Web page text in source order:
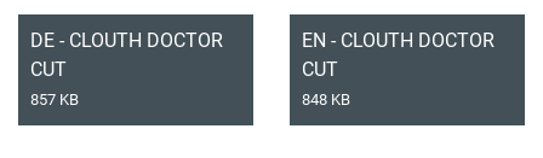
DE - CLOUTH DOCTOR
CUT
857 KB
EN - CLOUTH DOCTOR
CUT
848 KB